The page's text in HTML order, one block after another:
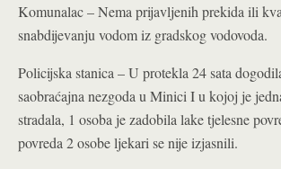
Komunalac – Nema prijavljenih prekida ili
snabdijevanju vodom iz gradskog vodovoda.
Policijska stanica – U protekla 24 sata
saobraćajna nezgoda u Minici I u kojoj je
stradala, 1 osoba je zadobila lake tjelesne
povreda 2 osobe ljekari se nije izjasnili.